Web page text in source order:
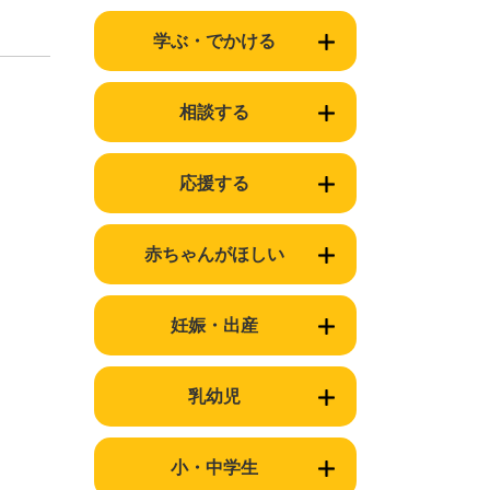
学ぶ・でかける
相談する
応援する
赤ちゃんがほしい
妊娠・出産
乳幼児
小・中学生